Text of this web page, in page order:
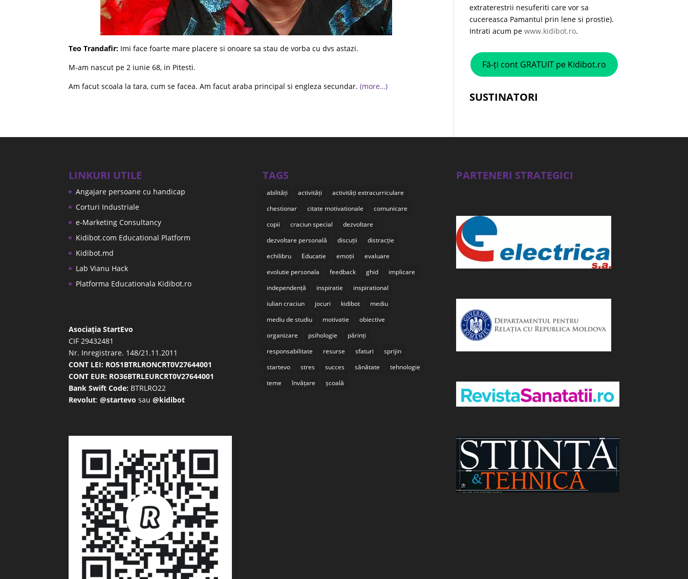
Teo Trandafir: Imi face foarte mare placere si onoare sa stau de vorba cu dvs astazi.
M-am nascut pe 2 iunie 68, in Pitesti.
Am facut scoala la tara, cum se facea. Am facut araba principal si engleza secundar.(more…)
extraterestrii nesuferiti care vor sa
cucereasca Pamantul prin lene si prostie).
Intrati acum pewww.kidibot.ro.
Fă-ți cont GRATUIT pe Kidibot.ro
SUSTINATORI
LINKURI UTILE
Angajare persoane cu handicap
Corturi Industriale
e-Marketing Consultancy
Kidibot.com Educational Platform
Kidibot.md
Lab Vianu Hack
Platforma Educationala Kidibot.ro
Asociația StartEvo
CIF 29432481
Nr. Inregistrare. 148/21.11.2011
CONT LEI: RO51BTRLRONCRT0V27644001
CONT EUR: RO36BTRLEURCRT0V27644001
Bank Swift Code: BTRLRO22
Revolut:@startevo sau@kidibot
TAGS
abilități activități
activități extracurriculare
chestionar
citate motivationale
comunicare
copii
craciun special
dezvoltare
dezvoltare personală
discuții
distracție
echilibru
Educatie emoții
evaluare
evolutie personala
feedback ghid
implicare
independență
inspiratie
inspirational
iulian craciun
jocuri kidibot
mediu
mediu de studiu
motivatie
obiective
organizare
psihologie
părinți
responsabilitate
resurse sfaturi
sprijin
startevo
stres succes sănătate
tehnologie
teme
învățare școală
PARTENERI STRATEGICI